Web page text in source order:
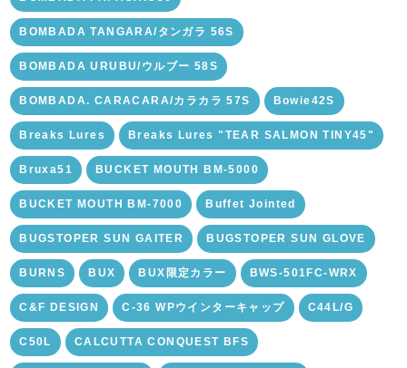
BOMBADA TANGARA/タンガラ 56S
BOMBADA URUBU/ウルブー 58S
BOMBADA. CARACARA/カラカラ 57S Bowie42S
Breaks Lures Breaks Lures "TEAR SALMON TINY45"
Bruxa51 BUCKET MOUTH BM-5000
BUCKET MOUTH BM-7000 Buffet Jointed
BUGSTOPER SUN GAITER BUGSTOPER SUN GLOVE
BURNS BUX BUX限定カラー BWS-501FC-WRX
C&F DESIGN C-36 WPウインターキャップ C44L/G
C50L CALCUTTA CONQUEST BFS